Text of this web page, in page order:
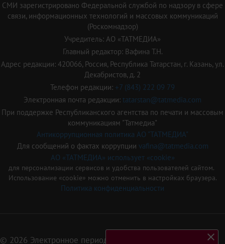
СМИ зарегистрировано Федеральной службой по надзору в сфере
связи, информационных технологий и массовых коммуникаций
(Роскомнадзор)
Учредитель: АО «ТАТМЕДИА»
Главный редактор: Вафина Т.Н.
Адрес редакции: 420066, Россия, Республика Татарстан, г. Казань, ул.
Декабристов, д. 2
Телефон редакции: +7 (843) 222 09 79
Электронная почта редакции: tatarstan@tatmedia.com
При поддержке Республиканского агентства по печати и массовым
коммуникациям "Татмедиа"
Антикоррупционная политика АО "ТАТМЕДИА"
Для сообщений о фактах коррупции vafina@tatmedia.com
АО «ТАТМЕДИА» использует «cookie»
для персонализации сервисов и удобства пользователей сайтом.
Использование «cookie» можно отменить в настройках браузера.
Политика конфиденциальности
© 2026 Электронное периодическое издание «Татарстан»